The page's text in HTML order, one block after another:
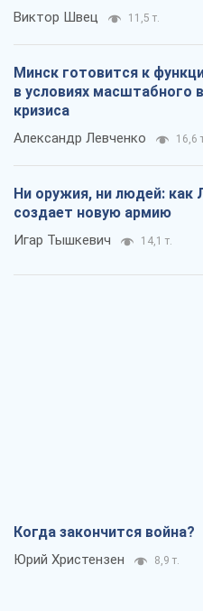
Виктор Швец 11,5 т.
Минск готовится к
в условиях масштабного
кризиса
Александр Левченко 16,6
Ни оружия, ни людей: как
создает новую армию
Игар Тышкевич 14,1 т.
Когда закончится война?
Юрий Христензен 8,9 т.